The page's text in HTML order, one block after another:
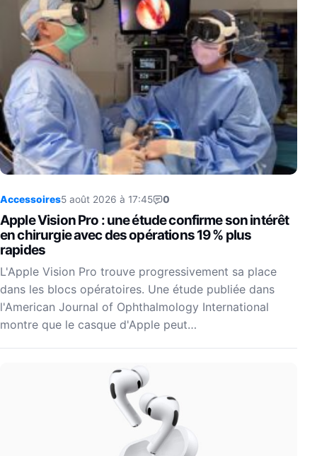
Accessoires5 août 2026 à 17:45 0
Apple Vision Pro : une étude confirme son intérêt
en chirurgie avec des opérations 19 % plus
rapides
L'Apple Vision Pro trouve progressivement sa place
dans les blocs opératoires. Une étude publiée dans
l'American Journal of Ophthalmology International
montre que le casque d'Apple peut…